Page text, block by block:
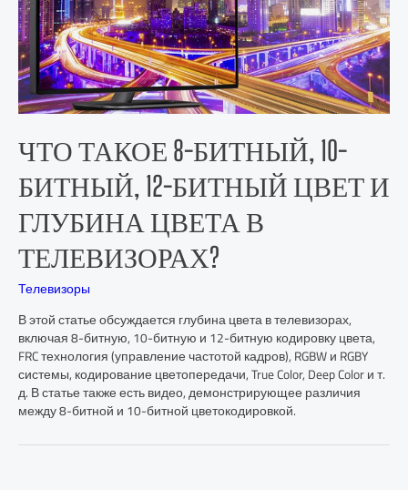
ЧТО ТАКОЕ 8-БИТНЫЙ, 10-
БИТНЫЙ, 12-БИТНЫЙ ЦВЕТ И
ГЛУБИНА ЦВЕТА В
ТЕЛЕВИЗОРАХ?
Телевизоры
В этой статье обсуждается глубина цвета в телевизорах,
включая 8-битную, 10-битную и 12-битную кодировку цвета,
FRC технология (управление частотой кадров), RGBW и RGBY
системы, кодирование цветопередачи, True Color, Deep Color и т.
д. В статье также есть видео, демонстрирующее различия
между 8-битной и 10-битной цветокодировкой.